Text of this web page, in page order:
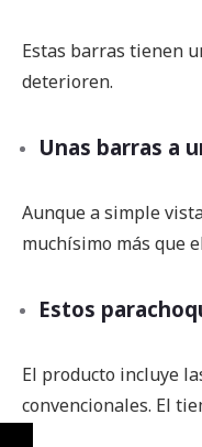
Estas barras tienen
deterioren.
Unas barras a
Aunque a simple
muchísimo más que
Estos
El producto incluye
convencionales. El